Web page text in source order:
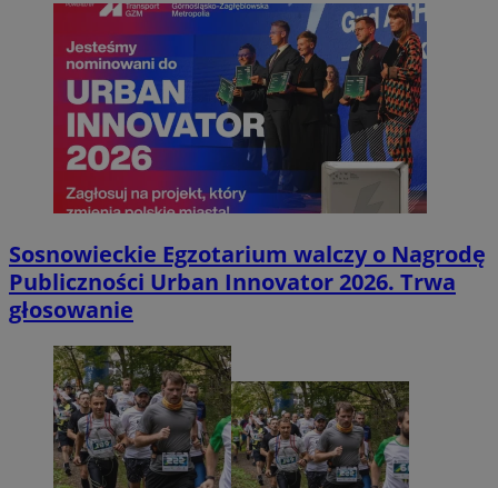
Sosnowieckie Egzotarium walczy o Nagrodę
Publiczności Urban Innovator 2026. Trwa
głosowanie